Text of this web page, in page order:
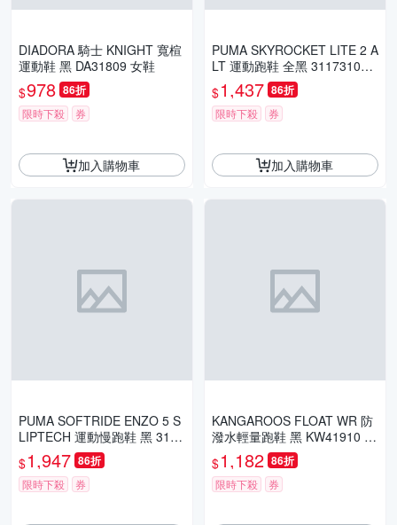
DIADORA 騎士 KNIGHT 寬楦
運動鞋 黑 DA31809 女鞋
$978 86折
限時下殺 券
加入購物車
PUMA SKYROCKET LITE 2 A
LT 運動跑鞋 全黑 31173101
男鞋
$1,437 86折
限時下殺 券
加入購物車
PUMA SOFTRIDE ENZO 5 S
LIPTECH 運動慢跑鞋 黑 3125
8106 男鞋
$1,947 86折
限時下殺 券
KANGAROOS FLOAT WR 防
潑水輕量跑鞋 黑 KW41910 女
鞋
$1,182 86折
限時下殺 券